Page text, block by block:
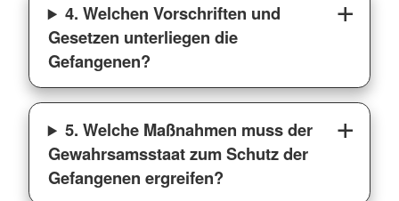
4. Welchen Vorschriften und
Gesetzen unterliegen die
Gefangenen?
5. Welche Maßnahmen muss der
Gewahrsamsstaat zum Schutz der
Gefangenen ergreifen?